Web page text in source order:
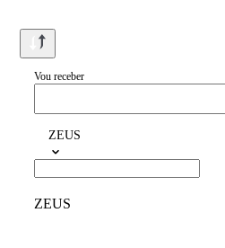
Vou receber
ZEUS
ZEUS